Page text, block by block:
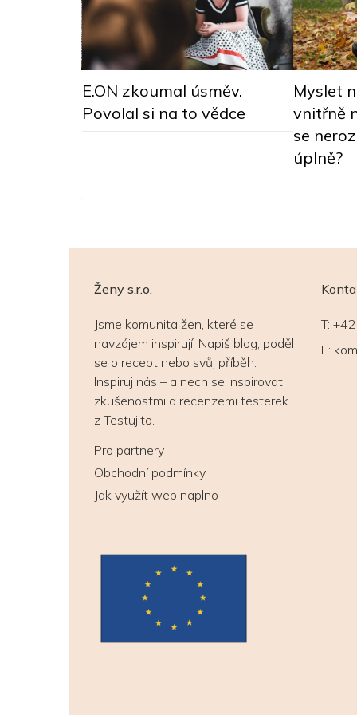
E.ON zkoumal úsměv.
Povolal si na to vědce
Myslet
vnitřně
se
úplně?
Ženy s.r.o.
Jsme komunita žen, které se
navzájem inspirují. Napiš blog, poděl
se o recept nebo svůj příběh.
Inspiruj nás – a nech se inspirovat
zkušenostmi a recenzemi testerek
z Testuj.to.
Pro partnery
Obchodní podmínky
Jak využít web naplno
T:
E: